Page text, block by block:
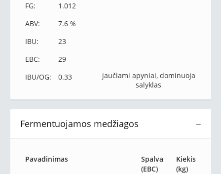
FG:
1.012
ABV:
7.6 %
IBU:
23
EBC:
29
IBU/OG:
0.33
jaučiami apyniai, dominuoja
salyklas
−
Fermentuojamos medžiagos
Pavadinimas
Spalva
(EBC)
Kiekis
(kg)